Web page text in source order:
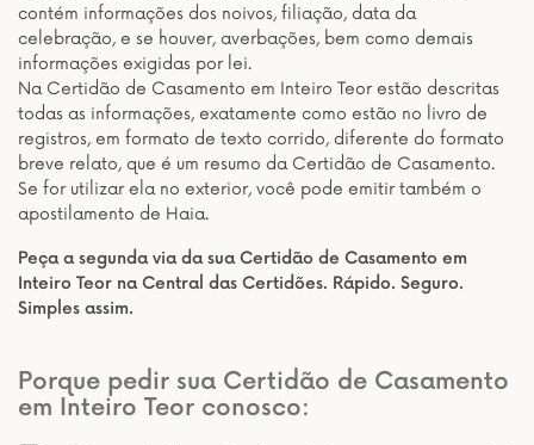
contém informações dos noivos, filiação, data da
celebração, e se houver, averbações, bem como demais
informações exigidas por lei.
Na Certidão de Casamento em Inteiro Teor estão descritas
todas as informações, exatamente como estão no livro de
registros, em formato de texto corrido, diferente do formato
breve relato, que é um resumo da Certidão de Casamento.
Se for utilizar ela no exterior, você pode emitir também o
apostilamento de Haia.
Peça a segunda via da sua Certidão de Casamento em
Inteiro Teor na Central das Certidões. Rápido. Seguro.
Simples assim.
Porque pedir sua Certidão de Casamento
em Inteiro Teor conosco: